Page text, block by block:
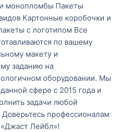
монопломбы Пакеты
Картонные коробочки и
с логотипом Все
по вашему
макету и
заданию на
оборудовании. Мы
сфере с 2015 года и
задачи любой
профессионалам
Лейбл»!